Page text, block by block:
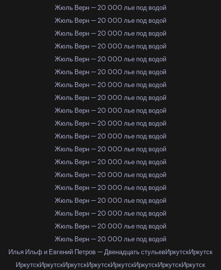
Жюль Верн — 20 000 лье под водой
Жюль Верн — 20 000 лье под водой
Жюль Верн — 20 000 лье под водой
Жюль Верн — 20 000 лье под водой
Жюль Верн — 20 000 лье под водой
Жюль Верн — 20 000 лье под водой
Жюль Верн — 20 000 лье под водой
Жюль Верн — 20 000 лье под водой
Жюль Верн — 20 000 лье под водой
Жюль Верн — 20 000 лье под водой
Жюль Верн — 20 000 лье под водой
Жюль Верн — 20 000 лье под водой
Жюль Верн — 20 000 лье под водой
Жюль Верн — 20 000 лье под водой
Жюль Верн — 20 000 лье под водой
Жюль Верн — 20 000 лье под водой
Жюль Верн — 20 000 лье под водой
Жюль Верн — 20 000 лье под водой
Жюль Верн — 20 000 лье под водой
Илья Ильф и Евгений Петров — Двенадцать стульевИркутскИркутск
ИркутскИркутскИркутскИркутскИркутскИркутскИркутскИркутск